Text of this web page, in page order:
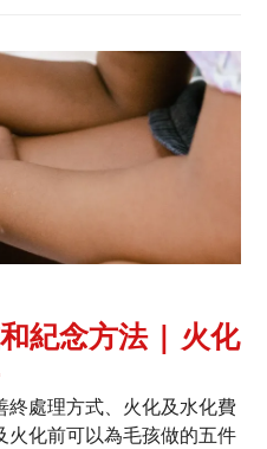
紀念方法 | 火化
處理方式、火化及水化費
火化前可以為毛孩做的五件